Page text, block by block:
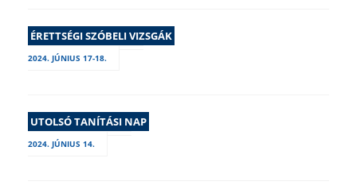
ÉRETTSÉGI SZÓBELI VIZSGÁK
2024. JÚNIUS 17-18.
UTOLSÓ TANÍTÁSI NAP
2024. JÚNIUS 14.